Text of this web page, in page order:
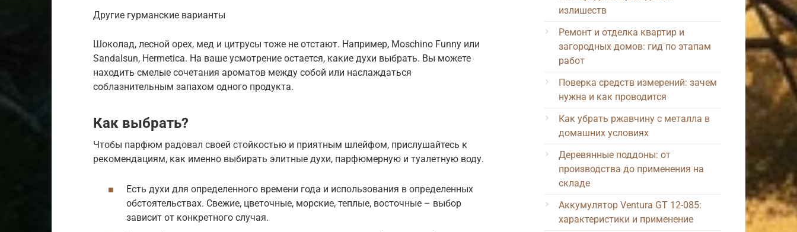
Другие гурманские варианты
Шоколад, лесной орех, мед и цитрусы тоже не отстают. Например, Moschino Funny или
Sandalsun, Hermetica. На ваше усмотрение остается, какие духи выбрать. Вы можете
находить смелые сочетания ароматов между собой или наслаждаться
соблазнительным запахом одного продукта.
Как выбрать?
Чтобы парфюм радовал своей стойкостью и приятным шлейфом, прислушайтесь к
рекомендациям, как именно выбирать элитные духи, парфюмерную и туалетную воду.
Есть духи для определенного времени года и использования в определенных
обстоятельствах. Свежие, цветочные, морские, теплые, восточные – выбор
зависит от конкретного случая.
излишеств
Ремонт и отделка квартир и
загородных домов: гид по этапам
работ
Поверка средств измерений: зачем
нужна и как проводится
Как убрать ржавчину с металла в
домашних условиях
Деревянные поддоны: от
производства до применения на
складе
Аккумулятор Ventura GT 12-085:
характеристики и применение